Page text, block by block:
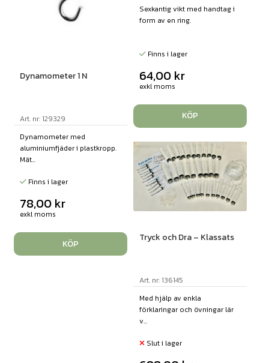
Dynamometer 1 N
Art. nr: 129329
Dynamometer med
aluminiumfjäder i plastkropp.
Mät...
Finns i lager
78,00 kr
exkl moms
KÖP
Sexkantig vikt med handtag i
form av en ring.
Finns i lager
64,00 kr
exkl moms
KÖP
Tryck och Dra – Klassats
Art. nr: 136145
Med hjälp av enkla
förklaringar och övningar lär
v...
Slut i lager